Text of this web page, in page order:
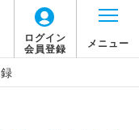
ログイン
会員登録
メニュー